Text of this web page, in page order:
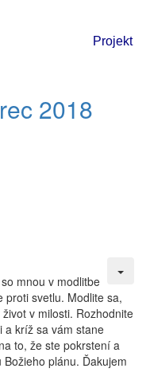
Projekt
2018
mnou v modlitbe
proti svetlu. Modlite sa,
v milosti. Rozhodnite
a kríž sa vám stane
to, že ste pokrstení a
plánu. Ďakujem